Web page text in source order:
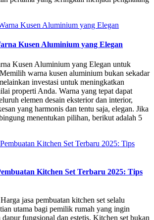
Kusen Aluminium yang Elegan
Kusen Aluminium yang Elegan untuk
warna kusen aluminium bukan sekadar
investasi untuk meningkatkan
properti Anda. Warna yang tepat dapat
elemen desain eksterior dan interior,
yang harmonis dan tentu saja, elegan. Jika
menentukan pilihan, berikut adalah 5
Kitchen Set Terbaru 2025: Tips
jasa pembuatan kitchen set selalu
utama bagi pemilik rumah yang ingin
fungsional dan estetis. Kitchen set bukan